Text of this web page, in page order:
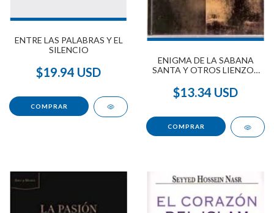
ENTRE LAS PALABRAS Y EL
SILENCIO
$19.94 USD
ENIGMA DE LA SABANA
SANTA Y OTROS LIENZOS
$13.34 USD